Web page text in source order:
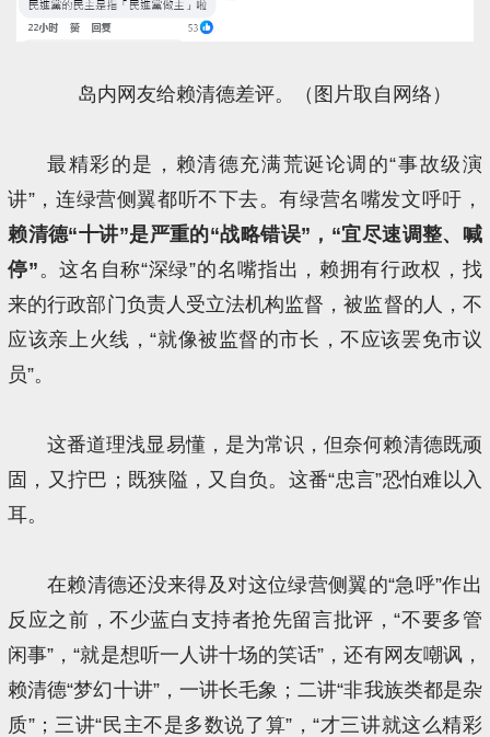
岛内网友给赖清德差评。（图片取自网络）
最精彩的是，赖清德充满荒诞论调的“事故级演
讲”，连绿营侧翼都听不下去。有绿营名嘴发文呼吁，
赖清德“十讲”是严重的“战略错误”，“宜尽速调整、喊
停” 。这名自称“深绿”的名嘴指出，赖拥有行政权，找
来的行政部门负责人受立法机构监督，被监督的人，不
应该亲上火线，“就像被监督的市长，不应该罢免市议
员”。
这番道理浅显易懂，是为常识，但奈何赖清德既顽
固，又拧巴；既狭隘，又自负。这番“忠言”恐怕难以入
耳。
在赖清德还没来得及对这位绿营侧翼的“急呼”作出
反应之前，不少蓝白支持者抢先留言批评，“不要多管
闲事”，“就是想听一人讲十场的笑话”，还有网友嘲讽，
赖清德“梦幻十讲”，一讲长毛象；二讲“非我族类都是杂
质”；三讲“民主不是多数说了算”，“才三讲就这么精彩